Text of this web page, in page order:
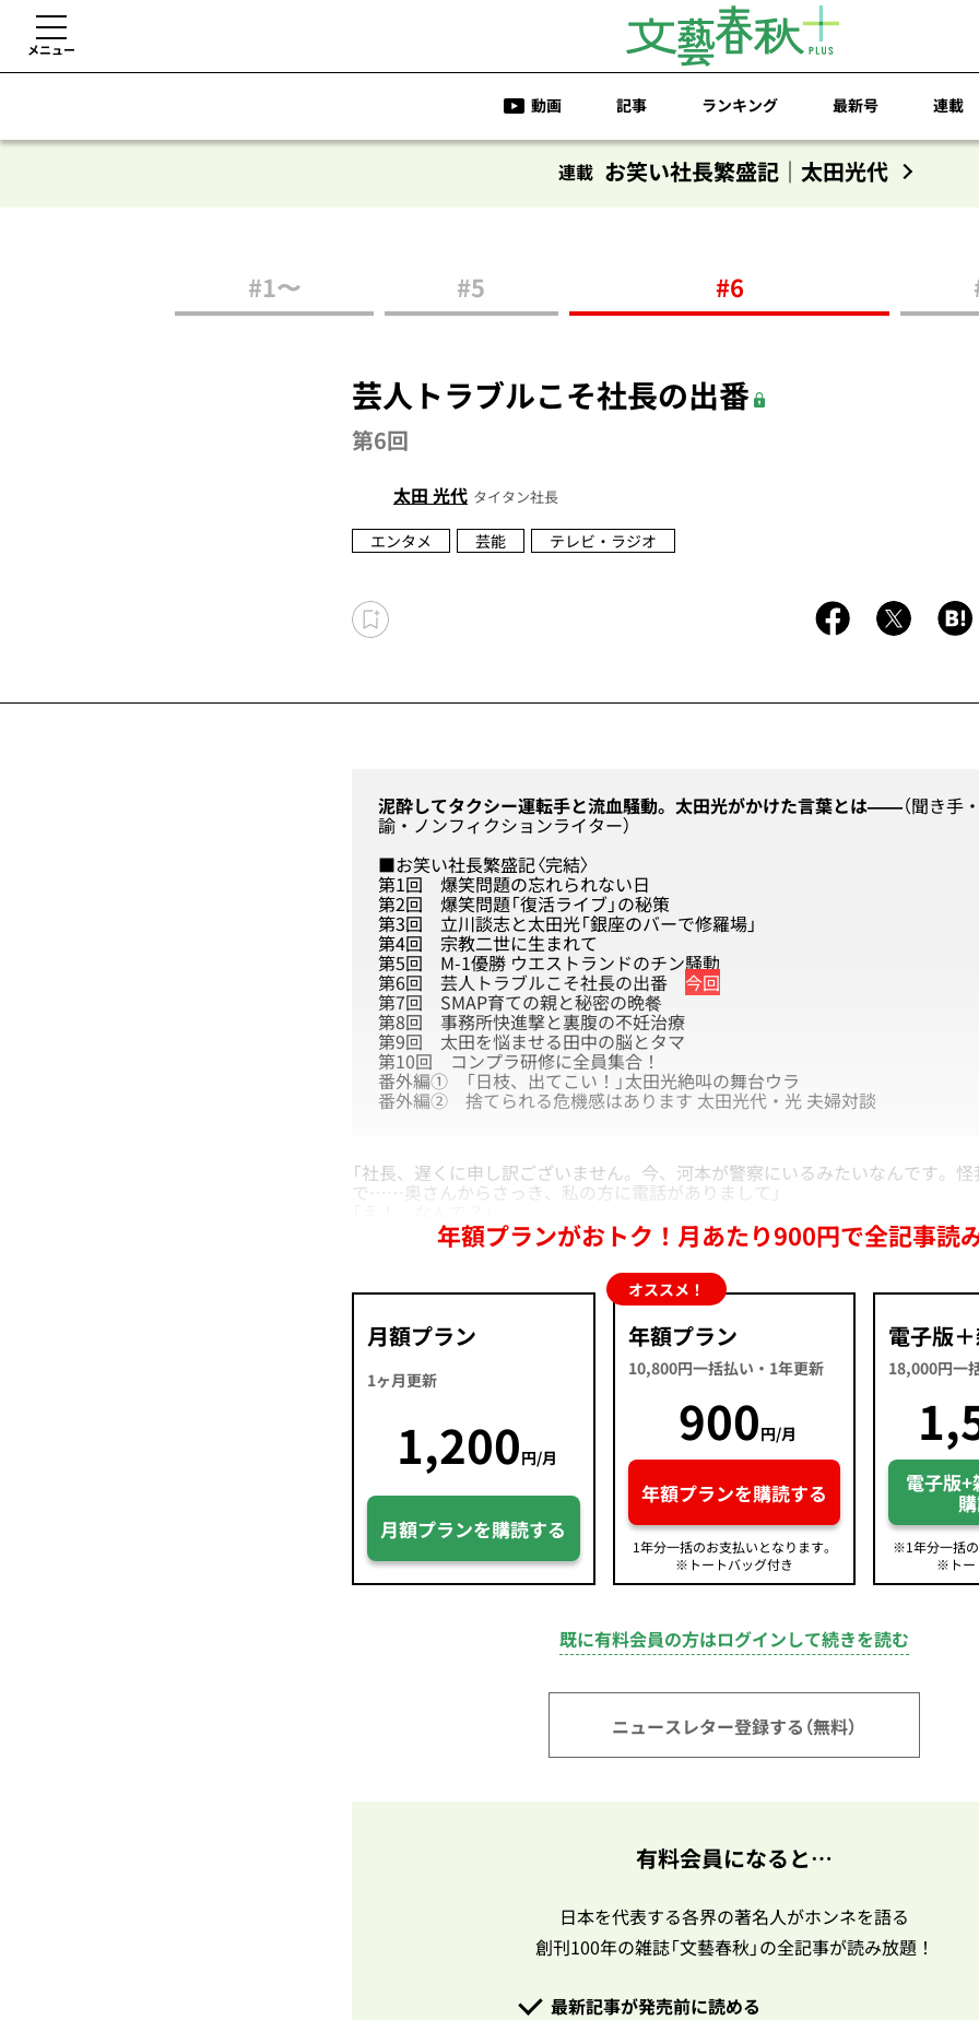
メニュー
動画 記事 ランキング 最新号 連載
連載 お笑い社長繁盛記｜太田光代
#1〜 #5 #6
芸人トラブルこそ社長の出番
第6回
太田 光代 タイタン社長
エンタメ 芸能 テレビ・ラジオ
泥酔してタクシー運転手と流血騒動。太田光がかけた言葉とは——（聞き
諭・ノンフィクションライター）
■お笑い社長繁盛記〈完結〉
第1回 爆笑問題の忘れられない日
第2回 爆笑問題「復活ライブ」の秘策
第3回 立川談志と太田光「銀座のバーで修羅場」
第4回 宗教二世に生まれて
第5回 M-1優勝 ウエストランドのチン騒動
第6回 芸人トラブルこそ社長の出番 今回
第7回 SMAP育ての親と秘密の晩餐
第8回 事務所快進撃と裏腹の不妊治療
第9回 太田を悩ませる田中の脳とタマ
第10回 コンプラ研修に全員集合！
番外編① 「日枝、出てこい！」太田光絶叫の舞台ウラ
番外編② 捨てられる危機感はあります 太田光代・光 夫婦対談
「社長、遅くに申し訳ございません。今、河本が警察にいるみたいなんです。
で……奥さんからさっき、私の方に電話がありまして」
年額プランがおトク！月あたり900円で全記事読
月額プラン
1ヶ月更新
1,200円/月
月額プランを購読する
オススメ！
年額プラン
10,800円一括払い・1年更新
900円/月
年額プランを購読する
1年分一括のお支払いとなります。
※トートバッグ付き
電子版
18,000円一
電子版
※1年分一括
※トー
既に有料会員の方はログインして続きを読む
ニュースレター登録する（無料）
有料会員になると…
日本を代表する各界の著名人がホンネを語る
創刊100年の雑誌「文藝春秋」の全記事が読み放題！
最新記事が発売前に読める